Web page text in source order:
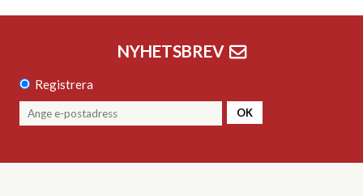
NYHETSBREV
Registrera
OK